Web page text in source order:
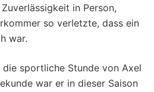
in Person,
so verletzte, dass ein
war.
die sportliche Stunde von Axel
war er in dieser Saison